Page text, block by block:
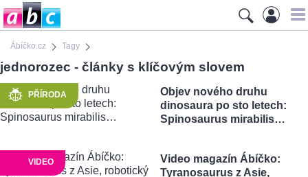
Ábíčko.cz Tagy
jednorozec - články s klíčovým slovem
PŘÍRODA
Objev nového druhu
dinosaura po sto letech:
Spinosaurus mirabilis…
VIDEO
Video magazín Ábíčko:
Tyranosaurus z Asie,